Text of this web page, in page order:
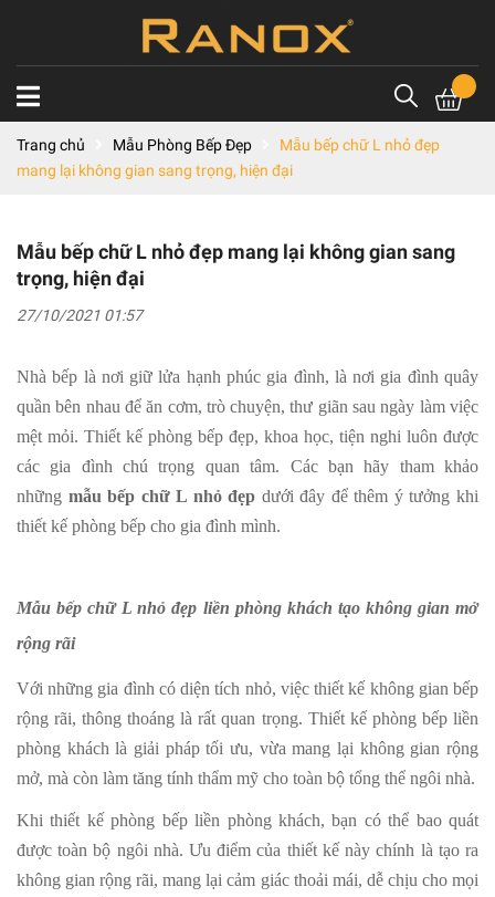
Trang chủ Mẫu Phòng Bếp Đẹp
Mẫu bếp chữ L nhỏ đẹp
mang lại không gian sang trọng, hiện đại
Mẫu bếp chữ L nhỏ đẹp mang lại không gian sang
trọng, hiện đại
27/10/2021 01:57
Nhà bếp là nơi giữ lửa hạnh phúc gia đình, là nơi gia đình quây
quần bên nhau để ăn cơm, trò chuyện, thư giãn sau ngày làm việc
mệt mỏi. Thiết kế phòng bếp đẹp, khoa học, tiện nghi luôn được
các gia đình chú trọng quan tâm. Các bạn hãy tham khảo
những mẫu bếp chữ L nhỏ đẹp dưới đây để thêm ý tưởng khi
thiết kế phòng bếp cho gia đình mình.
Mẫu bếp chữ L nhỏ đẹp liền phòng khách tạo không gian mở
rộng rãi
Với những gia đình có diện tích nhỏ, việc thiết kế không gian bếp
rộng rãi, thông thoáng là rất quan trọng. Thiết kế phòng bếp liền
phòng khách là giải pháp tối ưu, vừa mang lại không gian rộng
mở, mà còn làm tăng tính thẩm mỹ cho toàn bộ tổng thể ngôi nhà.
Khi thiết kế phòng bếp liền phòng khách, bạn có thể bao quát
được toàn bộ ngôi nhà. Ưu điểm của thiết kế này chính là tạo ra
không gian rộng rãi, mang lại cảm giác thoải mái, dễ chịu cho mọi